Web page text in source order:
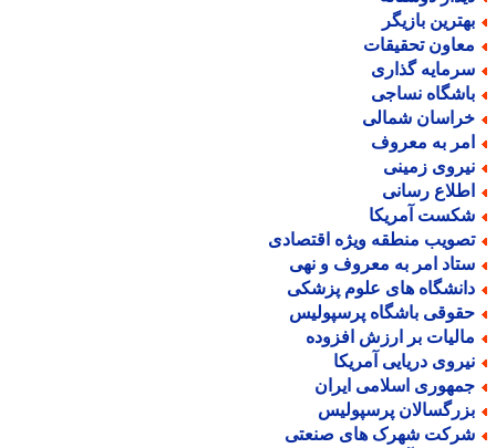
بازیگر
تحقیقات
گذاری
نساجی
شمالی
به معروف
زمینی
رسانی
آمریکا
منطقه ویژه اقتصادی
امر به معروف و نهی
های علوم پزشکی
باشگاه پرسپولیس
بر ارزش افزوده
دریایی آمریکا
اسلامی ایران
پرسپولیس
شهرک های صنعتی